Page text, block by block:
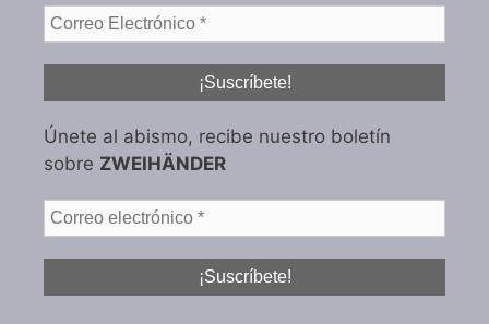
Únete al abismo, recibe nuestro boletín
sobre ZWEIHÄNDER